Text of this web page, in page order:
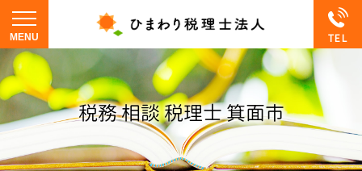
税務 相談 税理士 箕面市